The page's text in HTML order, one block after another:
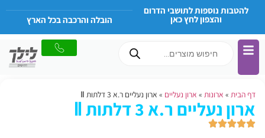
להטבות נוספות לתושבי הדרום
והצפון לחץ כאן הובלה והרכבה בכל הארץ
דף הבית » ארונות » ארון נעליים » ארון נעליים ר.א 3 דלתות Ⅱ
ארון נעליים ר.א 3 דלתות Ⅱ